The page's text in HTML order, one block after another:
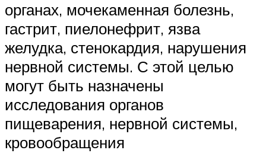
органах, мочекаменная болезнь,
гастрит, пиелонефрит, язва
желудка, стенокардия, нарушения
нервной системы. С этой целью
могут быть назначены
исследования органов
пищеварения, нервной системы,
кровообращения